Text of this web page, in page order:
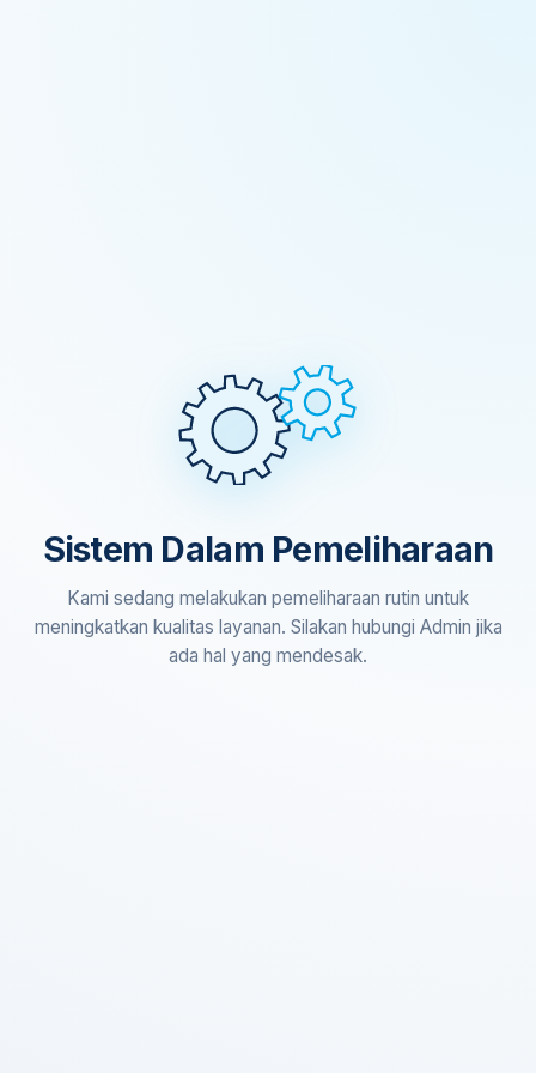
Sistem Dalam Pemeliharaan
Kami sedang melakukan pemeliharaan rutin untuk
meningkatkan kualitas layanan. Silakan hubungi Admin jika
ada hal yang mendesak.